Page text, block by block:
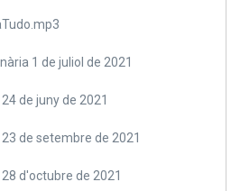
1 de juliol de 2021
de juny de 2021
de setembre de 2021
d'octubre de 2021